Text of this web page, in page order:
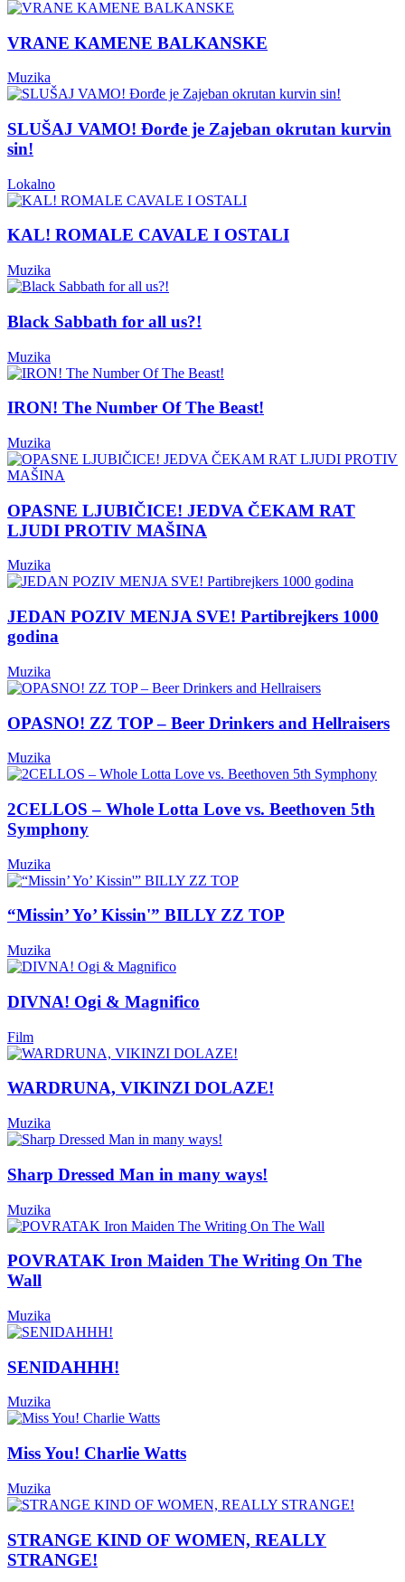
VRANE KAMENE BALKANSKE
Muzika
SLUŠAJ VAMO! Đorđe je Zajeban okrutan kurvin
sin!
Lokalno
KAL! ROMALE CAVALE I OSTALI
Muzika
Black Sabbath for all us?!
Muzika
IRON! The Number Of The Beast!
Muzika
OPASNE LJUBIČICE! JEDVA ČEKAM RAT
LJUDI PROTIV MAŠINA
Muzika
JEDAN POZIV MENJA SVE! Partibrejkers 1000
godina
Muzika
OPASNO! ZZ TOP – Beer Drinkers and Hellraisers
Muzika
2CELLOS – Whole Lotta Love vs. Beethoven 5th
Symphony
Muzika
“Missin’ Yo’ Kissin'” BILLY ZZ TOP
Muzika
DIVNA! Ogi & Magnifico
Film
WARDRUNA, VIKINZI DOLAZE!
Muzika
Sharp Dressed Man in many ways!
Muzika
POVRATAK Iron Maiden The Writing On The
Wall
Muzika
SENIDAHHH!
Muzika
Miss You! Charlie Watts
Muzika
STRANGE KIND OF WOMEN, REALLY
STRANGE!